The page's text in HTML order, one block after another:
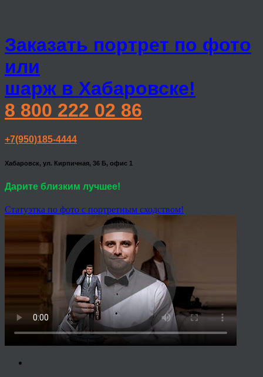
Заказать портрет по фото
или
шарж в Хабаровске!
8 800 222 02 86
+7(950)185-4444
Хабаровск, ул. Кирпичная, 36 Б, офис 1
Дарите близким лучшее!
Статуэтка по фото с портретным сходством!